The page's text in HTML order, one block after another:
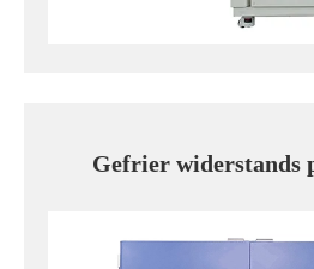
Gefrier widerstands